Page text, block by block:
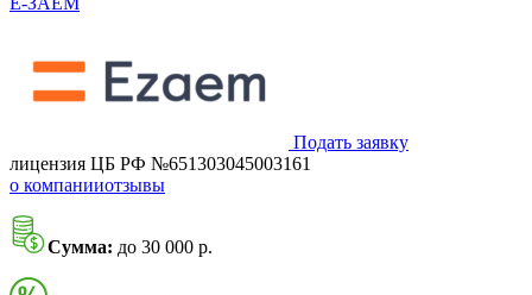
Подать заявку
лицензия ЦБ РФ №651303045003161
о компанииотзывы
Сумма: до 30 000 р.